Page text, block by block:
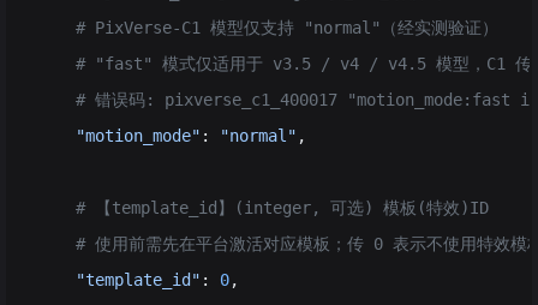
    # PixVerse-C1 模型仅支持 "normal"（经实测验证）
# "fast" 模式仅适用于 v3.5 / v4 / v4.5 模型，C1
# 错误码: pixverse_c1_400017 "motion_mode:fast
    "motion_mode"
: "normal" ,
    # 【template_id】(integer, 可选) 模板(特效)ID
# 使用前需先在平台激活对应模板；传 0 表示不使用特效模
    "template_id"
: 0,